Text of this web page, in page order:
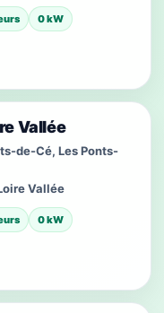
0 kW
Vallée
de-Cé, Les Ponts-
Vallée
0 kW